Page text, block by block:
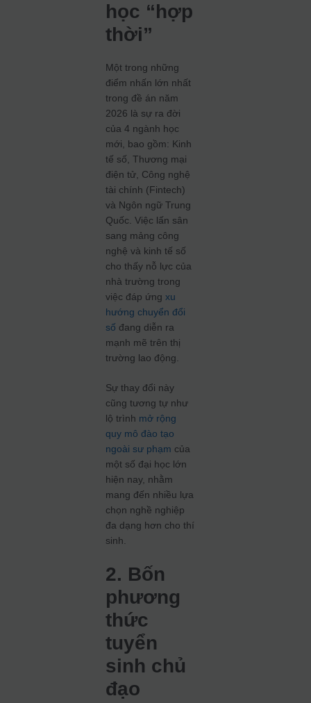
học “hợp
thời”
Một trong những
điểm nhấn lớn nhất
trong đề án năm
2026 là sự ra đời
của 4 ngành học
mới, bao gồm: Kinh
tế số, Thương mại
điện tử, Công nghệ
tài chính (Fintech)
và Ngôn ngữ Trung
Quốc. Việc lấn sân
sang mảng công
nghệ và kinh tế số
cho thấy nỗ lực của
nhà trường trong
việc đáp ứng xu
hướng chuyển đổi
số đang diễn ra
mạnh mẽ trên thị
trường lao động.
Sự thay đổi này
cũng tương tự như
lộ trình mở rộng
quy mô đào tạo
ngoài sư phạm của
một số đại học lớn
hiện nay, nhằm
mang đến nhiều lựa
chọn nghề nghiệp
đa dạng hơn cho thí
sinh.
2. Bốn
phương
thức
tuyển
sinh chủ
đạo